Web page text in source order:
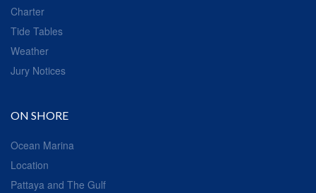
Charter
Tide Tables
Weather
Jury Notices
ON SHORE
Ocean Marina
Location
Pattaya and The Gulf